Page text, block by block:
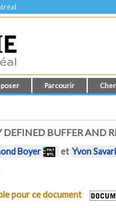
Parcourir
BUFFER AND
Boyer et Yvon
pour ce document